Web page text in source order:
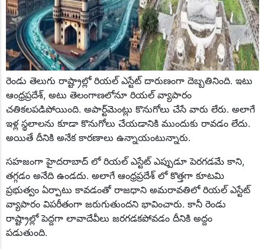
మచ్చలేని నాయకుడు కేసీఆర్
కేసీఆర్ కు సిట్ నోటీసులు సరికాదు
మున్సిపల్ ఎన్నికల్లో కాంగ్రెస్ విజయం ఖాయం
రేవంత్ రెడ్డి డౌన్ డౌన్..
మున్సిపల్ పోరులో బిఆర్ఎస్ జోరు
మేడిపల్లి ప్రెస్ క్లబ్ అధ్వర్యంలో ఘనంగా గణతంత్ర దినోత్సవ వేడుకలు
ఘనంగా శ్రీ పద్మావతి అమ్మ వారికి సారె సమర్పణ
అంబేద్కర్ ఆశయ సాధన కోసమే పనిచేస్తా..
కరీంనగర్ జిల్లా గోపాలమిత్ర నూతన అధ్యక్షుని ఎన్నిక
చైనా మాంజా పోలీసులు పంజా
చిలుక రాజు సేవలు చిరస్మరణీయం
రైతులకు రుణమాఫీ చెల్లించాలి
షాద్ నగర్ లో కేటీఆర్ కు ఘన స్వాగతం పలికిన బిఆర్ఎస్ నేతలు
ఎమ్మెల్సి నవీన్ రెడ్డి సిపారసుతో మంజూరైన సీఎంఆర్ఎఫ్ చెక్కు పంపిణీ
షాద్ నగర్ చౌరస్తా రోడ్డు విస్తీర్ణం గురించి కలెక్టరేట్ ప్రజావాణిలో వినతి పత్రం
స్వామీ వివేకానంద ఆశయాలను కొనసాగిద్దాం
యాద‌గిరిగుట్ట‌లో కాంగ్రెస్ వ‌ర్సెస్ బీజేపీ
సాయి హిల్స్ కాలనీలొ ఘనంగా ముగ్గుల పోటీలు
జాతీయ రోడ్డు భద్రత మాహోత్సవాలు
దేవుని బండ తండా గ్రామ సర్పంచ్ గా ప్రమాణ స్వీకారం చేసిన ఎం శ్రీను
చౌనాన్
రెండు తెలుగు రాష్ట్రాల్లో రియల్ ఎస్టేట్‌ దారుణంగా దెబ్బతినింది. ఇటు
ఆంధ్రప్రదేశ్, అటు తెలంగాణలోనూ రియల్ వ్యాపారం
చతికలపడిపోయింది. అపార్ట్‌మెంట్లు కొనుగోలు చేసే వారు లేరు. అలాగే
ఇళ్ల స్థలాలను కూడా కొనుగోలు చేయడానికి ముందుకు రావడం లేదు.
అయితే దీనికి అనేక కారణాలు ఉన్నాయంటున్నారు.
సహజంగా హైదరాబాద్ లో రియల్ ఎస్టేట్ ఎప్పుడూ పెరగడమే కాని,
తగ్గడం అనేది ఉండదు. అలాగే ఆంధ్రప్రదేశ్ లో కొత్తగా కూటమి
ప్రభుత్వం ఏర్పాటు కావడంతో రాజధాని అమరావతిలో రియల్ ఎస్టేట్
వ్యాపారం విపరీతంగా జరుగుతుందని భావించారు. కానీ రెండు
రాష్ట్రాల్లో పెద్దగా లావాదేవీలు జరగడకపోవడం దీనికి అద్దం
పడుతుంది.